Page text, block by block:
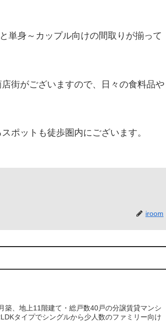
単身～カップル向けの間取りが揃って
街がございますので、日々の食料品や
ポットも徒歩圏内にございます。
iroom